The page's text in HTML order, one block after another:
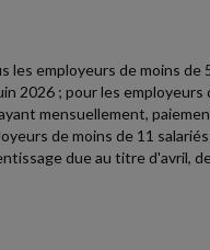
employeurs de moins de
2026 ; pour les employeurs
mensuellement,
de moins de 11
due au titre d'avril,